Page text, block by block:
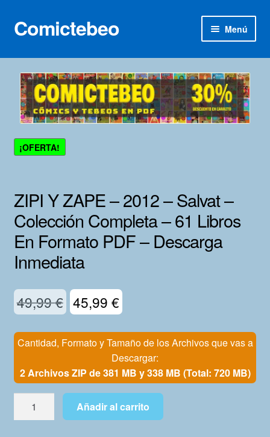
Ir
a
Ir
al
Comictebeo Menú
Inicio
Categorías
Franco-Belga
Inédita
Adultos
Porno 3D
¡OFERTA!
ZIPI Y ZAPE – 2012 – Salvat –
Colección Completa – 61 Libros
En Formato PDF – Descarga
Inmediata
49,99€ El
original
era:
49,99 €.
45,99 €
actual
es:
45,99 €.
Cantidad, Formato y Tamaño de los Archivos que vas a
Descargar:
2 Archivos ZIP de 381 MB y 338 MB (Total: 720 MB)
Añadir al carrito